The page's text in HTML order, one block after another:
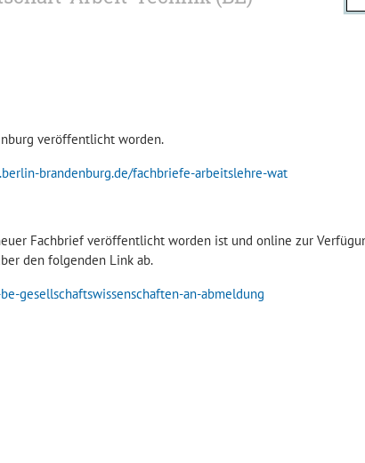
veröffentlicht worden.
brandenburg.de/fachbriefe-arbeitslehre-wat
Fachbrief veröffentlicht worden ist und online zur
den folgenden Link ab.
gesellschaftswissenschaften-an-abmeldung